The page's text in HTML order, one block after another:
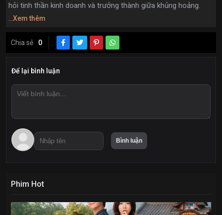
hỏi tinh thần kinh doanh và trưởng thành giữa khủng hoảng.
...Xem thêm
Chia sẻ 0
Để lại bình luận
Phim Hot